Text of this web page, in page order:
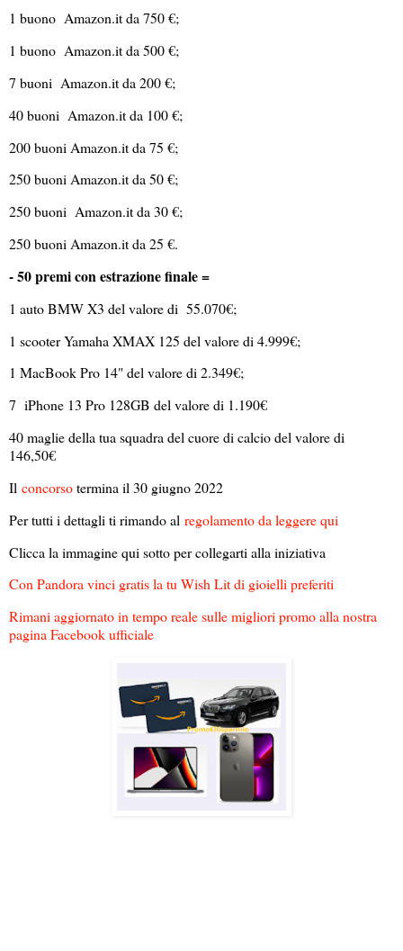
1 buono Amazon.it da 750 €;
1 buono Amazon.it da 500 €;
7 buoni Amazon.it da 200 €;
40 buoni Amazon.it da 100 €;
200 buoni Amazon.it da 75 €;
250 buoni Amazon.it da 50 €;
250 buoni Amazon.it da 30 €;
250 buoni Amazon.it da 25 €.
- 50 premi con estrazione finale =
1 auto BMW X3 del valore di 55.070€;
1 scooter Yamaha XMAX 125 del valore di 4.999€;
1 MacBook Pro 14" del valore di 2.349€;
7 iPhone 13 Pro 128GB del valore di 1.190€
40 maglie della tua squadra del cuore di calcio del valore di
146,50€
Il concorsotermina il 30 giugno 2022
Per tutti i dettagli ti rimando al regolamento da leggere qui
Clicca la immagine qui sotto per collegarti alla iniziativa
Con Pandora vinci gratis la tu Wish Lit di gioielli preferiti
Rimani aggiornato in tempo reale sulle migliori promo alla nostra
pagina Facebook ufficiale